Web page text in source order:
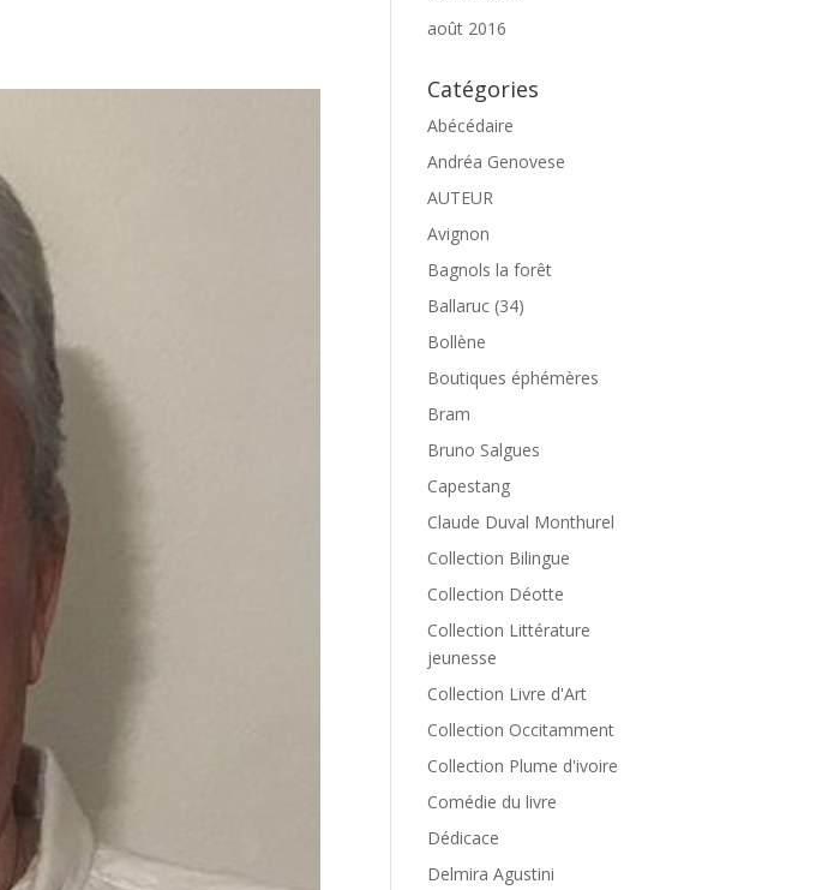
août 2016
Catégories
Abécédaire
Andréa Genovese
AUTEUR
Avignon
Bagnols la forêt
Ballaruc (34)
Bollène
Boutiques éphémères
Bram
Bruno Salgues
Capestang
Claude Duval Monthurel
Collection Bilingue
Collection Déotte
Collection Littérature
jeunesse
Collection Livre d'Art
Collection Occitamment
Collection Plume d'ivoire
Comédie du livre
Dédicace
Delmira Agustini